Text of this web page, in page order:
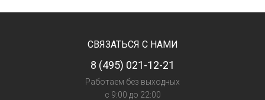
СВЯЗАТЬСЯ С НАМИ
8 (495) 021-12-21
Работаем без выходных
с 9:00 до 22:00